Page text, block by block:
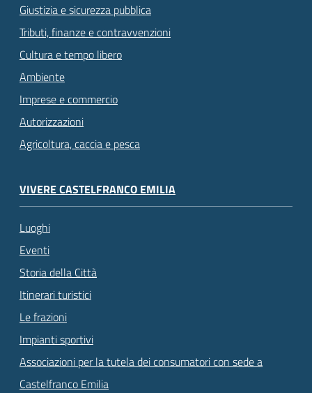
Giustizia e sicurezza pubblica
Tributi, finanze e contravvenzioni
Cultura e tempo libero
Ambiente
Imprese e commercio
Autorizzazioni
Agricoltura, caccia e pesca
VIVERE CASTELFRANCO EMILIA
Luoghi
Eventi
Storia della Città
Itinerari turistici
Le frazioni
Impianti sportivi
Associazioni per la tutela dei consumatori con sede a
Castelfranco Emilia